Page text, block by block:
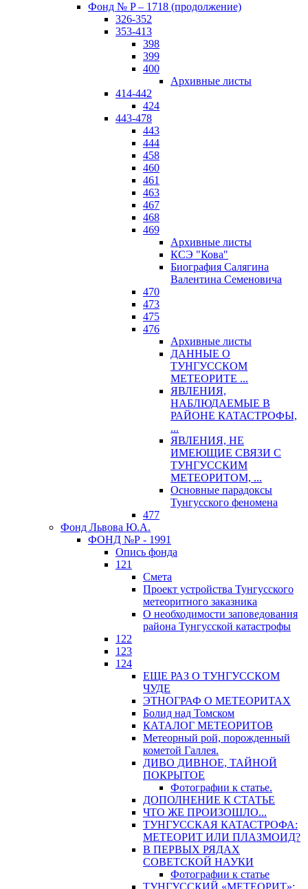
Фонд № P – 1718 (продолжение)
326-352
353-413
398
399
400
Архивные листы
414-442
424
443-478
443
444
458
460
461
463
467
468
469
Архивные листы
КСЭ "Кова"
Биография Салягина
Валентина Семеновича
470
473
475
476
Архивные листы
ДАННЫЕ О
ТУНГУССКОМ
МЕТЕОРИТЕ ...
ЯВЛЕНИЯ,
НАБЛЮДАЕМЫЕ В
РАЙОНЕ КАТАСТРОФЫ,
...
ЯВЛЕНИЯ, НЕ
ИМЕЮЩИЕ СВЯЗИ С
ТУНГУССКИМ
МЕТЕОРИТОМ, ...
Основные парадоксы
Тунгусского феномена
477
Фонд Львова Ю.А.
ФОНД №Р - 1991
Опись фонда
121
Смета
Проект устройства Тунгусского
метеоритного заказника
О необходимости заповедования
района Тунгусской катастрофы
122
123
124
ЕЩЕ РАЗ О ТУНГУССКОМ
ЧУДЕ
ЭТНОГРАФ О МЕТЕОРИТАХ
Болид над Томском
КАТАЛОГ МЕТЕОРИТОВ
Метеорный рой, порожденный
кометой Галлея.
ДИВО ДИВНОЕ, ТАЙНОЙ
ПОКРЫТОЕ
Фотографии к статье.
ДОПОЛНЕНИЕ К СТАТЬЕ
ЧТО ЖЕ ПРОИЗОШЛО...
ТУНГУССКАЯ КАТАСТРОФА:
МЕТЕОРИТ ИЛИ ПЛАЗМОИД?
В ПЕРВЫХ РЯДАХ
СОВЕТСКОЙ НАУКИ
Фотографии к статье
ТУНГУССКИЙ «МЕТЕОРИТ»: